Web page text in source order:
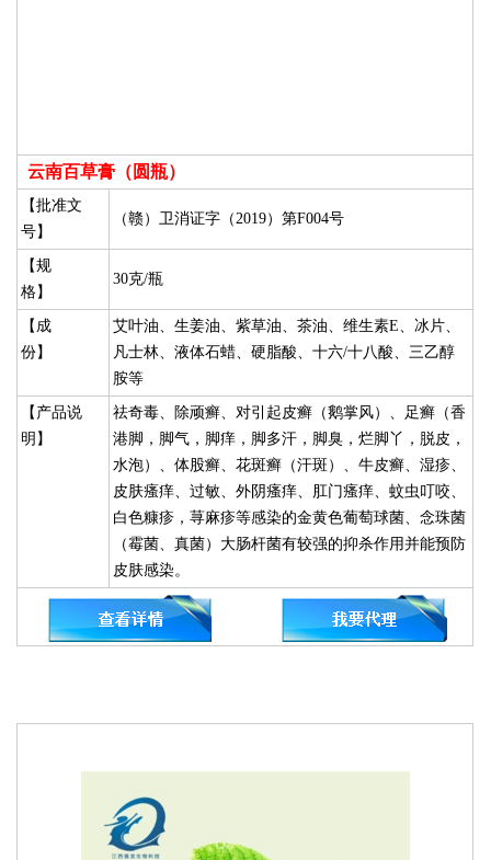
云南百草膏（圆瓶）
【批准文
号】
（赣）卫消证字（2019）第F004号
【规
格】
30克/瓶
【成
份】
艾叶油、生姜油、紫草油、茶油、维生素E、冰片、
凡士林、液体石蜡、硬脂酸、十六/十八酸、三乙醇
胺等
【产品说
明】
祛奇毒、除顽癣、对引起皮癣（鹅掌风）、足癣（香
港脚，脚气，脚痒，脚多汗，脚臭，烂脚丫，脱皮，
水泡）、体股癣、花斑癣（汗斑）、牛皮癣、湿疹、
皮肤瘙痒、过敏、外阴瘙痒、肛门瘙痒、蚊虫叮咬、
白色糠疹，荨麻疹等感染的金黄色葡萄球菌、念珠菌
（霉菌、真菌）大肠杆菌有较强的抑杀作用并能预防
皮肤感染。